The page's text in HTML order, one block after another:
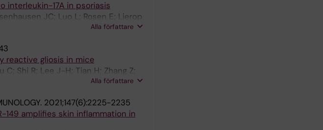
interleukin-17A in psoriasis
JC; Luo L; Rosen E; Lierop
Alla författare
reactive gliosis in mice
C; Shi R; Lee J-H; Tian H; Zhang Z;
Alla författare
2021;147(6):2225-2235
149 amplifies skin inflammation in